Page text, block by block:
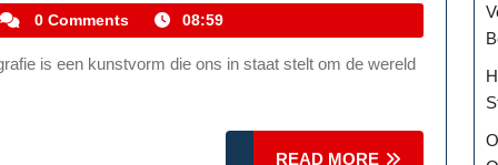
Magie
Van
Verken
kemmelhistoric
0 Comments 08:59
READ MORE